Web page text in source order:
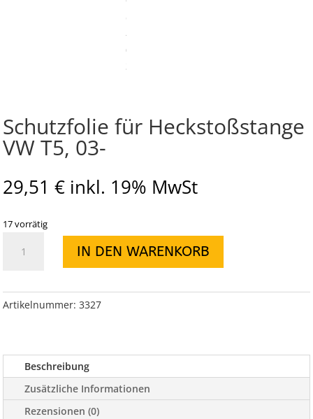
Schutzfolie für Heckstoßstange
VW T5, 03-
29,51 € inkl. 19% MwSt
17 vorrätig
Heckstoßstange
T5,
IN DEN WARENKORB
Artikelnummer: 3327
Beschreibung
Zusätzliche Informationen
Rezensionen (0)